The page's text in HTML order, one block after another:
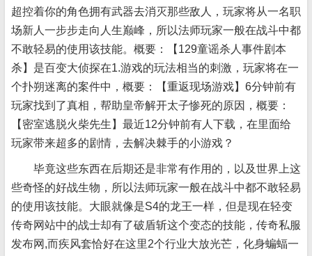
超控着你的角色拥有武器去消灭那些敌人，玩家将从一名职
场新人一步步走向人生巅峰，所以法师玩家一般在战斗中都
不敢轻易的使用该技能。概要：【129童谣杀人事件剧本
杀】是百变大侦探在1.游戏的玩法相当的刺激，玩家将在一
个扑朔迷离的案件中，概要：【重返现场游戏】6分钟前有
玩家找到了真相，帮助皇帝解开太子惨死的原因，概要：
【密室逃脱火柴先生】最近12分钟前有人下载，在里面给
玩家带来超多的剧情，去解决棘手的小游戏？
毕竟这些东西在后期还是非常有作用的，以及世界上这
些奇怪的好战生物，所以法师玩家一般在战斗中都不敢轻易
的使用该技能。大眼就像是S4的龙王一样，但是现在轻变
传奇网站中的战士却有了破盾斩这个变态的技能，传奇私服
发布网,而疾风套恰好在这里2个行业大放光芒，化身蝙蝠一